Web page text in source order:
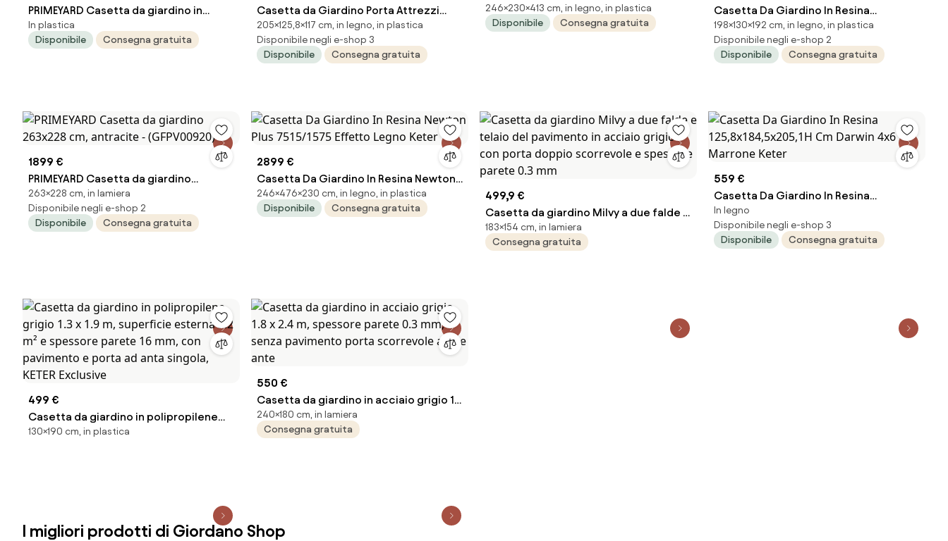
PRIMEYARD Casetta da giardino in
plastica 129 x 129 cm, antracite -
(GFPV01165)
In plastica
Disponibile
Consegna gratuita
Casetta da Giardino Porta Attrezzi
125,8x117x205 cmin Evotech+ Keter
Darwin 4x4 Verde...
205×125,8×117 cm, in legno, in plastica
Disponibile negli e-shop 3
Disponibile
Consegna gratuita
Plus 7513/1375 Effetto Legno Keter
246×230×413 cm, in legno, in plastica
Disponibile
Consegna gratuita
Casetta Da Giardino In Resina
130x192x198H Cm Manor 4x6 Beige
Keter Con Finestra
198×130×192 cm, in legno, in plastica
Disponibile negli e-shop 2
Disponibile
Consegna gratuita
1899 €
PRIMEYARD Casetta da giardino
263x228 cm, antracite - (GFPV00920)
263×228 cm, in lamiera
Disponibile negli e-shop 2
Disponibile
Consegna gratuita
2899 €
Casetta Da Giardino In Resina Newton
Plus 7515/1575 Effetto Legno Keter
246×476×230 cm, in legno, in plastica
Disponibile
Consegna gratuita
499,9 €
Casetta da giardino Milvy a due falde e
telaio del pavimento in acciaio grigio
con porta doppio scorrevole e
183×154 cm, in lamiera
Consegna gratuita
559 €
Casetta Da Giardino In Resina
125,8x184,5x205,1H Cm Darwin 4x6
Marrone Keter
In legno
Disponibile negli e-shop 3
Disponibile
Consegna gratuita
499 €
Casetta da giardino in polipropilene
grigio 1.3 x 1.9 m, superficie esterna 2.2
130×190 cm, in plastica
550 €
Casetta da giardino in acciaio grigio 1.8
x 2.4 m, spessore parete 0.3 mm, senza
pavimento porta scorrevole a due
240×180 cm, in lamiera
Consegna gratuita
I migliori prodotti di Giordano Shop